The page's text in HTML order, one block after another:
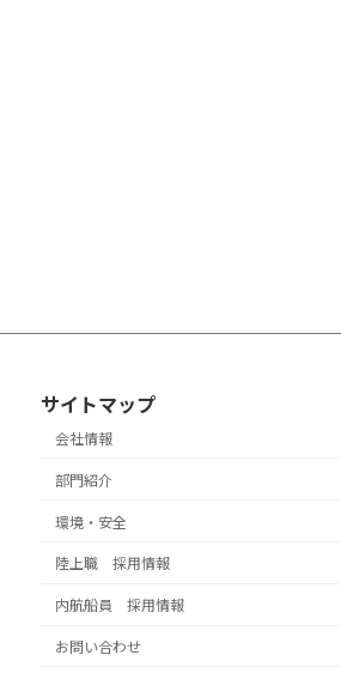
サイトマップ
会社情報
部門紹介
環境・安全
陸上職 採用情報
内航船員 採用情報
お問い合わせ